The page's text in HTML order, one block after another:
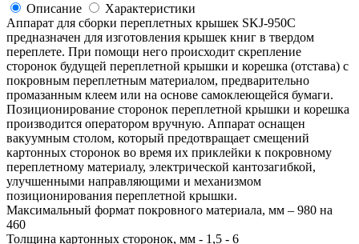
Описание
Характеристики
Аппарат для сборки переплетных крышек SKJ-950С
предназначен для изготовления крышек книг в твердом
переплете. При помощи него происходит скрепление
сторонок будущей переплетной крышки и корешка (отстава) с
покровным переплетным материалом, предварительно
промазанным клеем или на основе самоклеющейся бумаги.
Позиционирование сторонок переплетной крышки и корешка
производится оператором вручную. Аппарат оснащен
вакуумным столом, который предотвращает смещений
картонных сторонок во время их приклейки к покровному
переплетному материалу, электрической кантозагибкой,
улучшенными направляющими и механизмом
позиционирования переплетной крышки.
Максимальный формат покровного материала, мм – 980 на
460
Толщина картонных сторонок, мм - 1,5 - 6